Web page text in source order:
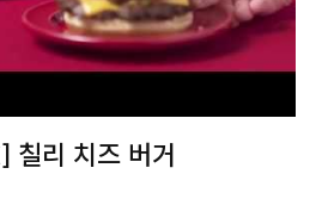
칠리 치즈 버거